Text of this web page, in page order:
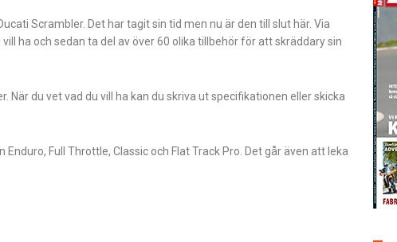
Scrambler. Det har tagit sin tid men nu är den till slut här. Via
ha och sedan ta del av över 60 olika tillbehör för att skräddary sin
När du vet vad du vill ha kan du skriva ut specifikationen eller skicka
Enduro, Full Throttle, Classic och Flat Track Pro. Det går även att leka